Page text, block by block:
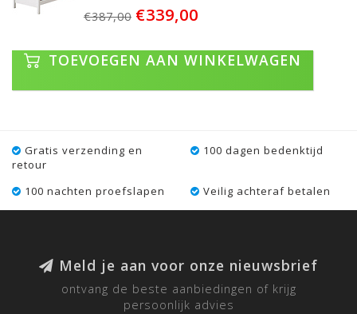
€387,00 €339,00
TOEVOEGEN AAN WINKELWAGEN
Gratis verzending en
retour
100 dagen bedenktijd
100 nachten proefslapen Veilig achteraf betalen
Meld je aan voor onze nieuwsbrief
ontvang de beste aanbiedingen of krijg
persoonlijk advies